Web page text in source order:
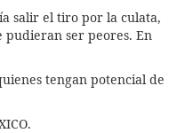
salir el tiro por la culata,
ser peores. En
tengan potencial de